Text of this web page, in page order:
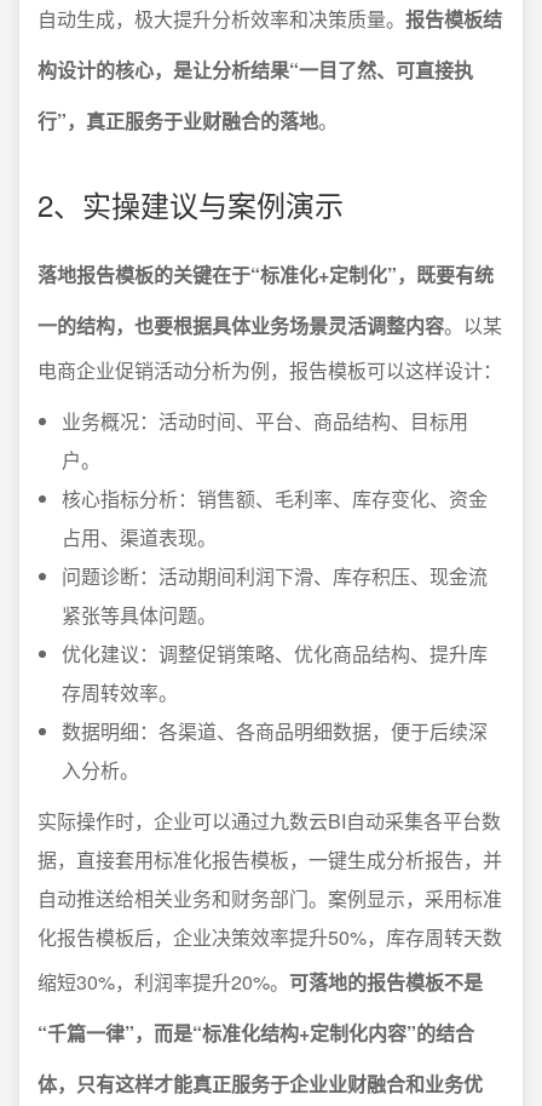
自动生成，极大提升分析效率和决策质量。 报告模板结
构设计的核心，是让分析结果“一目了然、可直接执
行”，真正服务于业财融合的落地。
2、实操建议与案例演示
落地报告模板的关键在于“标准化+定制化”，既要有统
一的结构，也要根据具体业务场景灵活调整内容。以某
电商企业促销活动分析为例，报告模板可以这样设计：
业务概况：活动时间、平台、商品结构、目标用
户。
核心指标分析：销售额、毛利率、库存变化、资金
占用、渠道表现。
问题诊断：活动期间利润下滑、库存积压、现金流
紧张等具体问题。
优化建议：调整促销策略、优化商品结构、提升库
存周转效率。
数据明细：各渠道、各商品明细数据，便于后续深
入分析。
实际操作时，企业可以通过九数云BI自动采集各平台数
据，直接套用标准化报告模板，一键生成分析报告，并
自动推送给相关业务和财务部门。案例显示，采用标准
化报告模板后，企业决策效率提升50%，库存周转天数
缩短30%，利润率提升20%。 可落地的报告模板不是
“千篇一律”，而是“标准化结构+定制化内容”的结合
体，只有这样才能真正服务于企业业财融合和业务优